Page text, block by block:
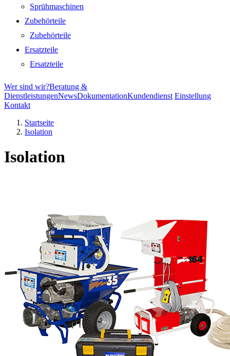
Sprühmaschinen
Zubehörteile
Zubehörteile
Ersatzteile
Ersatzteile
Wer sind wir?Beratung &
DienstleistungenNewsDokumentationKundendienst Einstellung
Kontakt
Startseite
Isolation
Isolation